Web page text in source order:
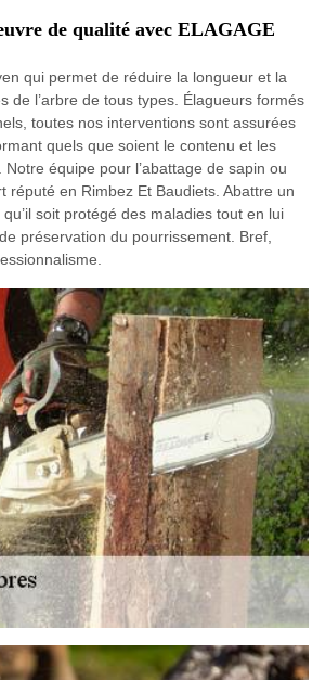
de qualité avec ELAGAGE
qui permet de réduire la longueur et la
de l’arbre de tous types. Élagueurs formés
toutes nos interventions sont assurées
quels que soient le contenu et les
Notre équipe pour l’abattage de sapin ou
réputé en Rimbez Et Baudiets. Abattre un
soit protégé des maladies tout en lui
préservation du pourrissement. Bref,